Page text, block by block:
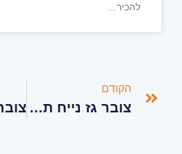
להכיר…
הקודם
צובר גז נייח תת קרקעי לבנייני מגורים – הנחיות כלליות למתכנן / אדריכל